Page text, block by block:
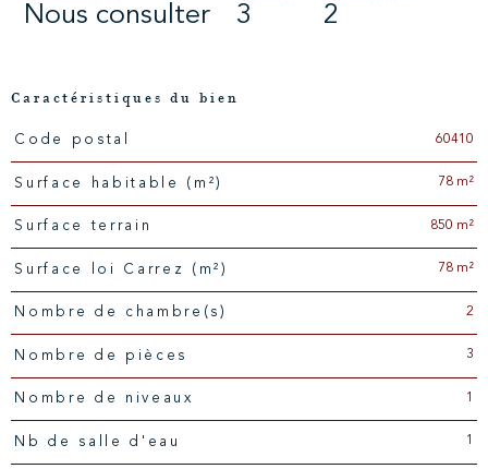
Nous consulter 3 2
Caractéristiques du bien
Caractéristiques Valeurs
Code postal 60410
Surface habitable (m²) 78 m²
surface terrain 850 m²
Surface loi Carrez (m²) 78 m²
Nombre de chambre(s) 2
Nombre de pièces 3
Nombre de niveaux 1
Nb de salle d'eau 1